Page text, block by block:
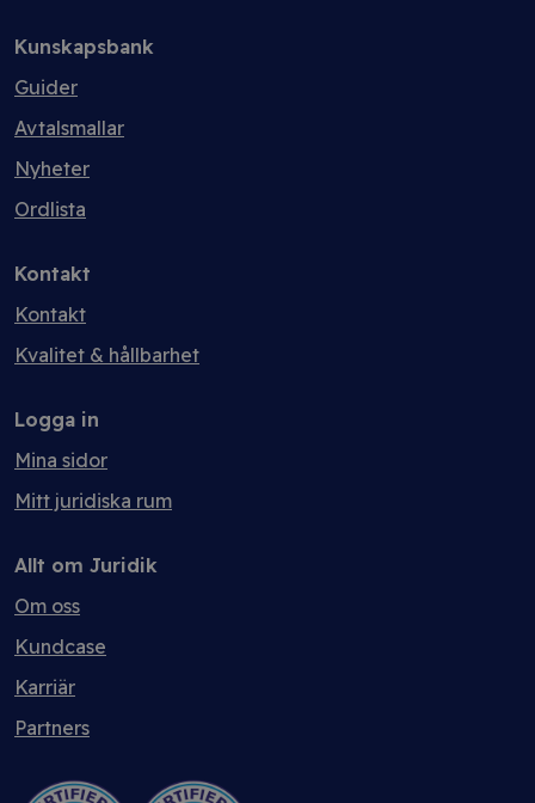
Kunskapsbank
Guider
Avtalsmallar
Nyheter
Ordlista
Kontakt
Kontakt
Kvalitet & hållbarhet
Logga in
Mina sidor
Mitt juridiska rum
Allt om Juridik
Om oss
Kundcase
Karriär
Partners